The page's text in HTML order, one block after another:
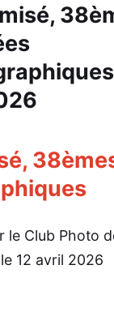
le Club Photo
12 avril 2026